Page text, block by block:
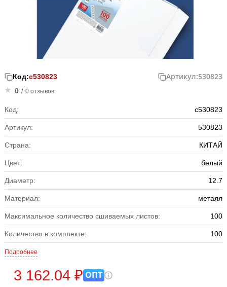
Код:с530823 Артикул:530823
0 / 0 отзывов
Код: с530823
Артикул: 530823
Страна: КИТАЙ
Цвет: белый
Диаметр: 12.7
Материал: металл
Максимальное количество сшиваемых листов: 100
Количество в комплекте: 100
Подробнее
3 162.04 ₽ ОПТ